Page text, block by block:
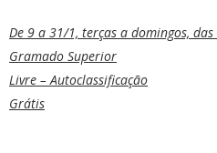
De 9 a 31/1, terças a domingos,
Gramado Superior
Livre – Autoclassificação
Grátis